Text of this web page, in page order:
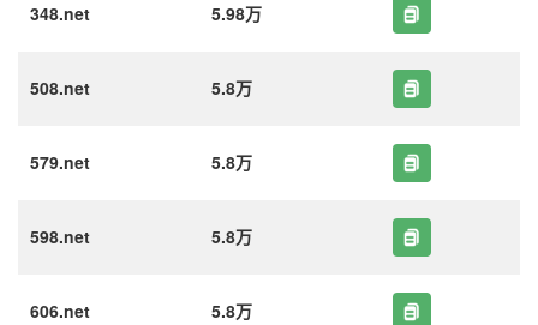
348.net 5.98万
508.net 5.8万
579.net 5.8万
598.net 5.8万
606.net 5.8万